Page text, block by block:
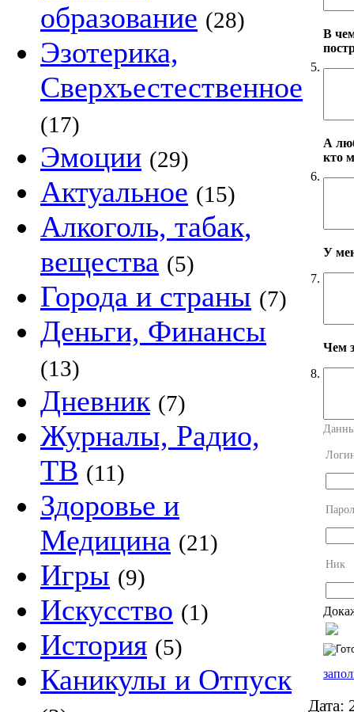
образование (28)
Эзотерика,
Сверхъестественное
(17)
Эмоции (29)
Актуальное (15)
Алкоголь, табак,
вещества (5)
Города и страны (7)
Деньги, Финансы
(13)
Дневник (7)
Журналы, Радио,
ТВ (11)
Здоровье и
Медицина (21)
Игры (9)
Искусство (1)
История (5)
Каникулы и Отпуск
5.
В
6.
А
кто
7.
У
8.
Чем
Ник
Дата: